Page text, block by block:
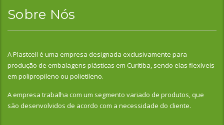
Sobre Nós
A Plastcell é uma empresa designada exclusivamente para
produção de embalagens plásticas em Curitiba, sendo elas flexíveis
em polipropileno ou polietileno.
A empresa trabalha com um segmento variado de produtos, que
são desenvolvidos de acordo com a necessidade do cliente.